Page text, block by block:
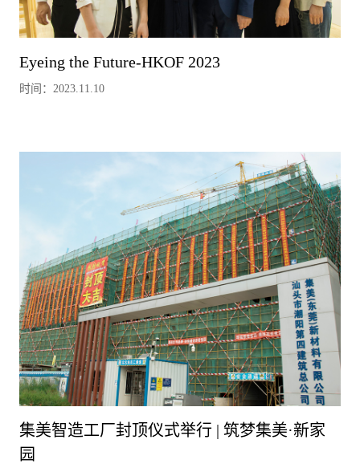
Eyeing the Future-HKOF 2023
时间：2023.11.10
集美智造工厂封顶仪式举行 | 筑梦集美·新家
园